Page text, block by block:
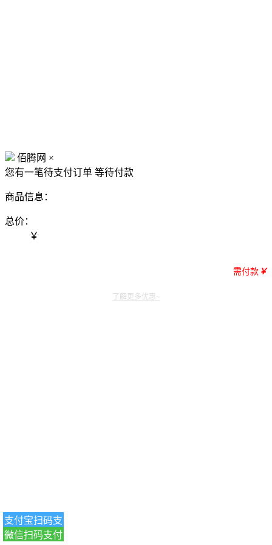
佰腾网 ×
您有一笔待支付订单 等待付款
商品信息：
总价：
￥
需付款 ￥
支付宝扫码支
付
微信扫码支付
了解更多优惠~